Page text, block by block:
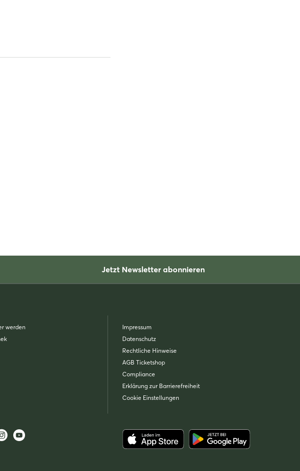
Jetzt Newsletter abonnieren
werden
Impressum
Datenschutz
Rechtliche Hinweise
AGB Ticketshop
Compliance
Erklärung zur Barrierefreiheit
Cookie Einstellungen